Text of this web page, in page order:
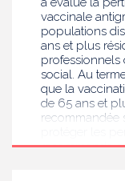
vaccinale
populations
ans et plus
professionnels
social. Au
que la
de 65 ans et
recommandée
recommande